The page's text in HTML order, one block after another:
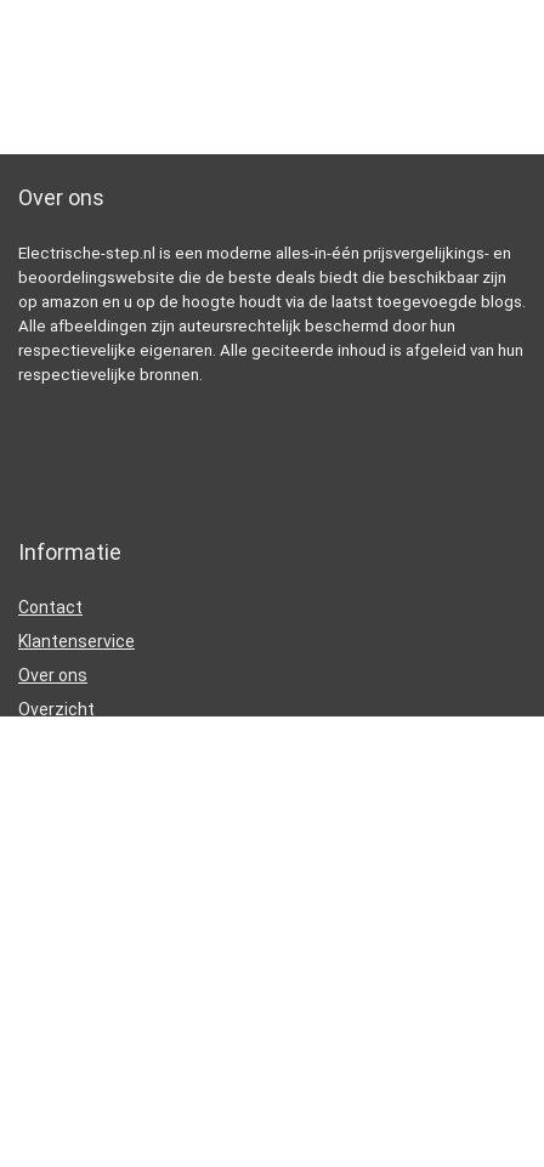
Over ons
Electrische-step.nl is een moderne alles-in-één prijsvergelijkings- en
beoordelingswebsite die de beste deals biedt die beschikbaar zijn
op amazon en u op de hoogte houdt via de laatst toegevoegde blogs.
Alle afbeeldingen zijn auteursrechtelijk beschermd door hun
respectievelijke eigenaren. Alle geciteerde inhoud is afgeleid van hun
respectievelijke bronnen.
Informatie
Contact
Klantenservice
Over ons
Overzicht